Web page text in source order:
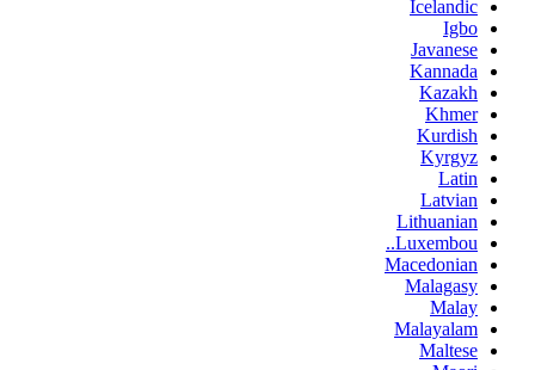
Icelandic
Igbo
Javanese
Kannada
Kazakh
Khmer
Kurdish
Kyrgyz
Latin
Latvian
Lithuanian
Luxembou..
Macedonian
Malagasy
Malay
Malayalam
Maltese